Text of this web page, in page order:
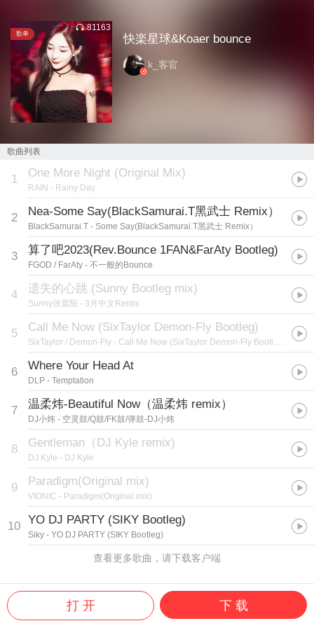
歌单
81163
快楽星球&Koaer bounce
k_客官
歌曲列表
1 One More Night (Original Mix)
RAIN - Rainy Day
2 Nea-Some Say(BlackSamurai.T黑武士 Remix）
BlackSamurai.T - Some Say(BlackSamurai.T黑武士 Remix）
3 算了吧2023(Rev.Bounce 1FAN&FarAty Bootleg)
FGOD / FarAty - 不一般的Bounce
4 遗失的心跳 (Sunny Bootleg mix)
Sunny张晨阳 - 3月中文Remix
5 Call Me Now (SixTaylor Demon-Fly Bootleg)
SixTaylor / Demon-Fly - Call Me Now (SixTaylor Demon-Fly Bootleg)
6 Where Your Head At
DLP - Temptation
7 温柔炜-Beautiful Now（温柔炜 remix）
DJ小炜 - 空灵鼓/Q鼓/FK鼓/弹鼓-DJ小炜
8 Gentleman（DJ Kyle remix)
DJ Kyle - DJ Kyle
9 Paradigm(Original mix)
VIONIC - Paradigm(Original mix)
10 YO DJ PARTY (SIKY Bootleg)
Siky - YO DJ PARTY (SIKY Bootleg)
查看更多歌曲，请下载客户端
打 开 下 载